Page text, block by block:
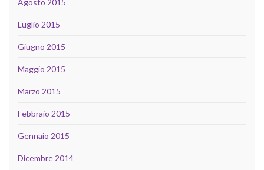
Agosto 2015
Luglio 2015
Giugno 2015
Maggio 2015
Marzo 2015
Febbraio 2015
Gennaio 2015
Dicembre 2014